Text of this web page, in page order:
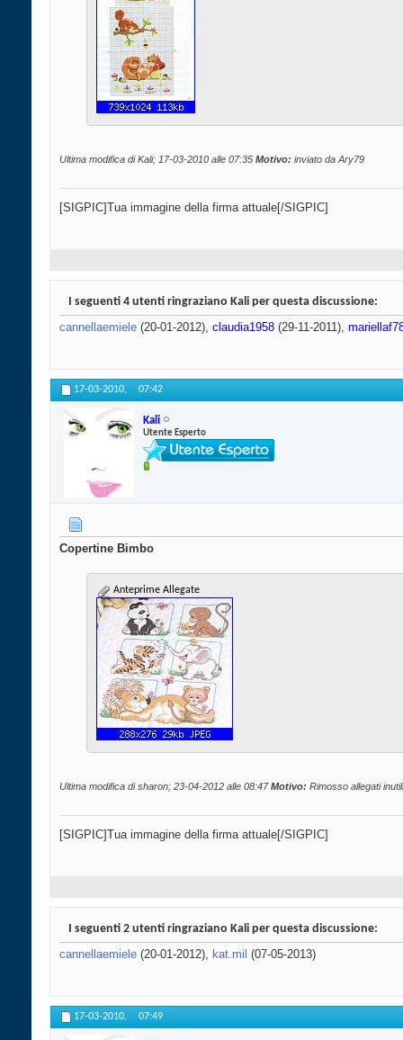
Ultima modifica di Kali; 17-03-2010 alle 07:35 Motivo: inviato da Ary79
[SIGPIC]Tua immagine della firma attuale[/SIGPIC]
I seguenti 4 utenti ringraziano Kali per questa discussione:
cannellaemiele (20-01-2012), claudia1958 (29-11-2011),
17-03-2010, 07:42
Kali
Utente Esperto
Copertine Bimbo
Anteprime Allegate
Ultima modifica di sharon; 23-04-2012 alle 08:47 Motivo: Rimosso allegati
[SIGPIC]Tua immagine della firma attuale[/SIGPIC]
I seguenti 2 utenti ringraziano Kali per questa discussione:
cannellaemiele (20-01-2012), kat.mil (07-05-2013)
17-03-2010, 07:49